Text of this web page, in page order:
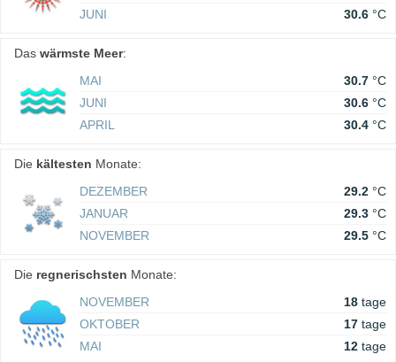
JUNI
30.6 °C
Das wärmste Meer:
MAI
30.7 °C
JUNI
30.6 °C
APRIL
30.4 °C
Die kältesten Monate:
DEZEMBER
29.2 °C
JANUAR
29.3 °C
NOVEMBER
29.5 °C
Die regnerischsten Monate:
NOVEMBER
18 tage
OKTOBER
17 tage
MAI
12 tage